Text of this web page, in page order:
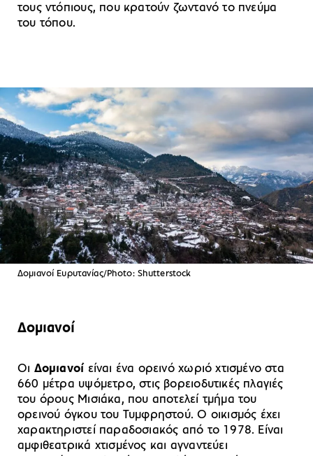
τους ντόπιους, που κρατούν ζωντανό το πνεύμα
του τόπου.
Δομιανοί Ευρυτανίας/Photo: Shutterstock
Δομιανοί
Οι Δομιανοί είναι ένα ορεινό χωριό χτισμένο στα
660 μέτρα υψόμετρο, στις βορειοδυτικές πλαγιές
του όρους Μισιάκα, που αποτελεί τμήμα του
ορεινού όγκου του Τυμφρηστού. Ο οικισμός έχει
χαρακτηριστεί παραδοσιακός από το 1978. Είναι
αμφιθεατρικά χτισμένος και αγναντεύει